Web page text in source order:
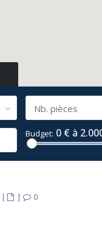
Nb. pièces
Budget: 0 € à
| | 0